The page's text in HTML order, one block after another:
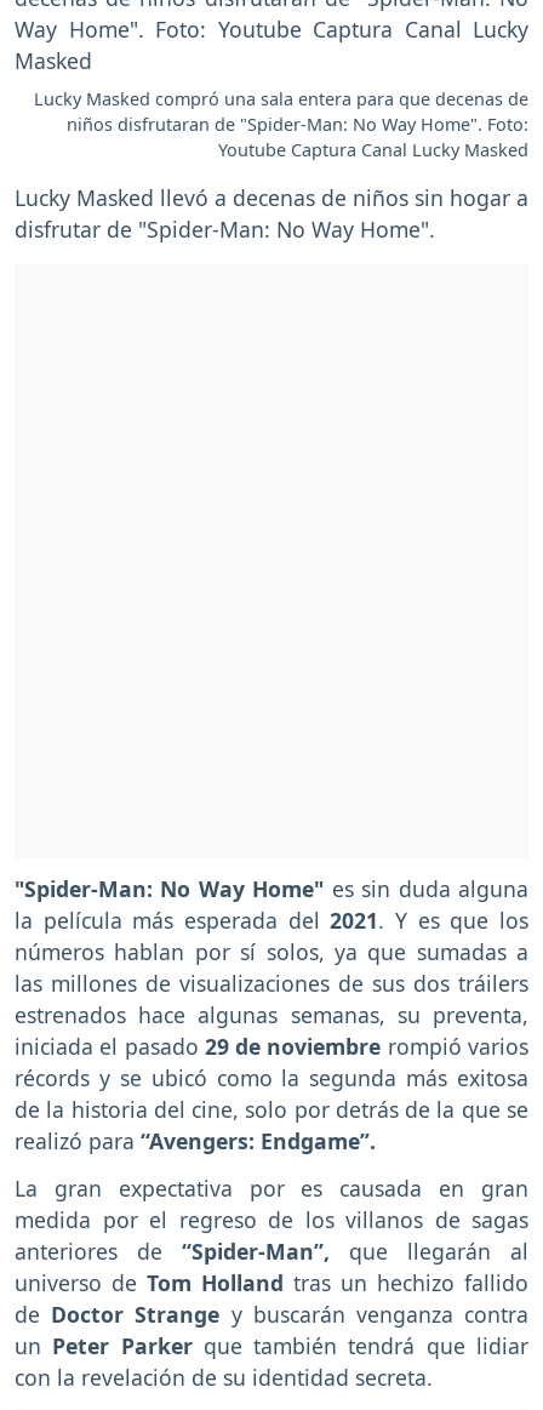
Lucky Masked compró una sala entera para que decenas de
niños disfrutaran de "Spider-Man: No Way Home". Foto:
Youtube Captura Canal Lucky Masked
Lucky Masked llevó a decenas de niños sin hogar a
disfrutar de "Spider-Man: No Way Home".
"Spider-Man: No Way Home" es sin duda alguna
la película más esperada del2021. Y es que los
números hablan por sí solos, ya que sumadas a
las millones de visualizaciones de sus dos tráilers
estrenados hace algunas semanas, su preventa,
iniciada el pasado 29 de noviembre rompió varios
récords y se ubicó como la segunda más exitosa
de la historia del cine, solo por detrás de la que se
realizó para “Avengers: Endgame”.
La gran expectativa por es causada en gran
medida por el regreso de los villanos de sagas
anteriores de “Spider-Man”, que llegarán al
universo de Tom Holland tras un hechizo fallido
de Doctor Strange y buscarán venganza contra
un Peter Parkerque también tendrá que lidiar
con la revelación de su identidad secreta.